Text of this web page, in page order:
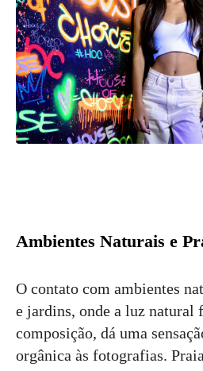
Ambientes Naturais e
O contato com ambientes
e jardins, onde a luz natural
composição, dá uma
orgânica às fotografias.